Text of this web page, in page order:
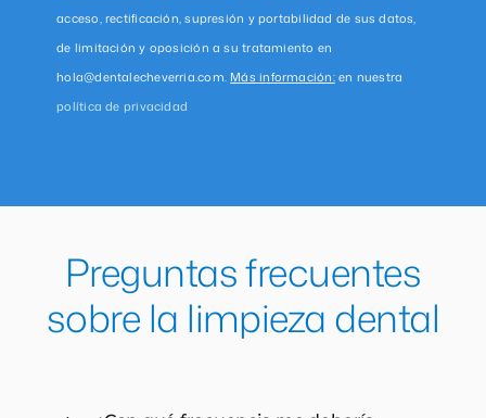
acceso, rectificación, supresión y portabilidad de sus datos,
de limitación y oposición a su tratamiento en
hola@dentalecheverria.com. Más información:en nuestra
política de privacidad
Preguntas frecuentes
sobre la limpieza dental